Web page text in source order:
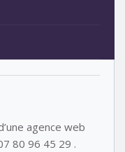
agence web
80 96 45 29 .